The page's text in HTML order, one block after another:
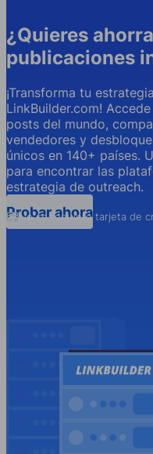
¿Quieres
publicaciones
¡Transforma tu
LinkBuilder.com!
posts del mundo,
vendedores y
únicos en 140+ países.
para encontrar las
estrategia de outreach.
Probar ahora
No se requiere tarjeta de